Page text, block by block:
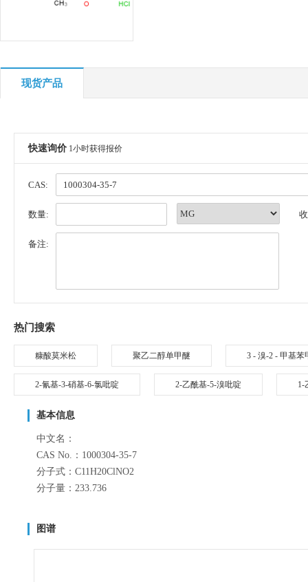
现货产品
快速询价 1小时获得报价
CAS:
数量:
备注:
热门搜索
糠酸莫米松 聚乙二醇单甲醚 3 - 溴-2 - 甲基苯
2-氰基-3-硝基-6-氯吡啶 2-乙酰基-5-溴吡啶 1-
基本信息
中文名：
CAS No.：1000304-35-7
分子式：C11H20ClNO2
分子量：233.736
图谱